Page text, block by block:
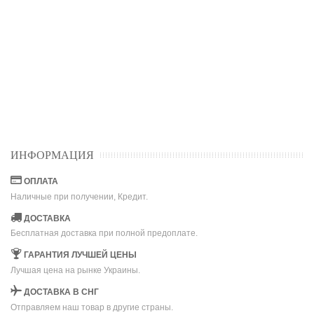
ИНФОРМАЦИЯ
ОПЛАТА
Наличные при получении, Кредит.
ДОСТАВКА
Бесплатная доставка при полной предоплате.
ГАРАНТИЯ ЛУЧШЕЙ ЦЕНЫ
Лучшая цена на рынке Украины.
ДОСТАВКА В СНГ
Отправляем наш товар в другие страны.